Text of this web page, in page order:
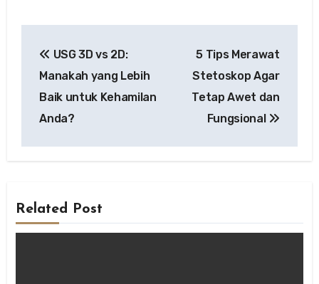
navigation
USG 3D vs 2D:
Manakah yang Lebih
Baik untuk Kehamilan
Anda?
5 Tips Merawat
Stetoskop Agar
Tetap Awet dan
Fungsional
Related Post